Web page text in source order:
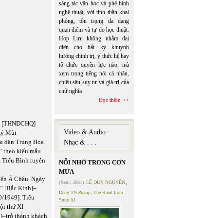
[THNDCHQ]
Mùi
dân Trung Hoa
theo kiểu mẫu
Tiểu Bình tuyên
Á Châu. Ngày
[Bắc Kinh]–
1949]. Tiểu
thứ XI
thành khách
sáng tác văn học và phê bình
nghệ thuật, với tinh thần khai
phóng, tôn trọng đa dạng
quan điểm và tự do học thuật.
Hợp Lưu không nhằm đại
diện cho bất kỳ khuynh
hướng chính trị, ý thức hệ hay
tổ chức quyền lực nào, mà
xem trọng tiếng nói cá nhân,
chiều sâu suy tư và giá trị của
chữ nghĩa
Đọc thêm
Video & Audio :
Nhạc & . . .
NỖI NHỚ TRONG CƠN
MƯA
(Xem: 3661) LÊ DUY NGUYÊN
Dang TN &amp; The Band from
Suno AI